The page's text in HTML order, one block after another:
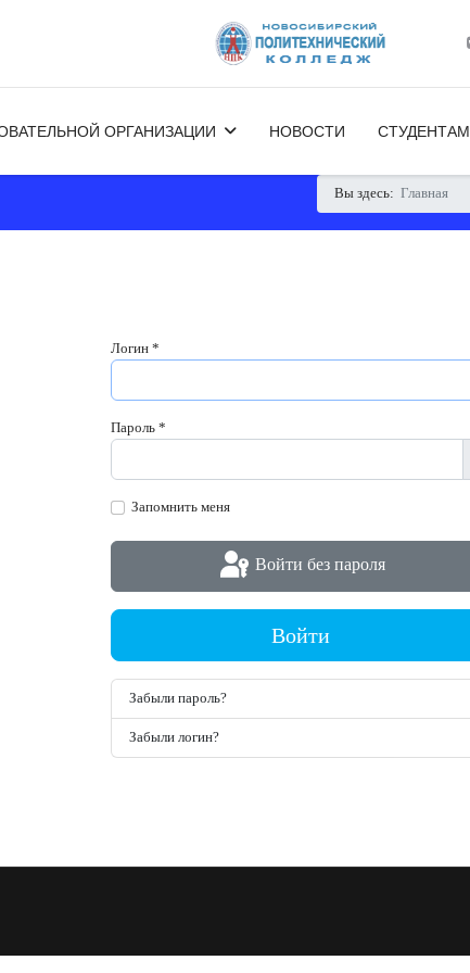
ОРГАНИЗАЦИИ НОВОСТИ СТУДЕНТАМ
Вы здесь: Главная
Логин *
Пароль *
Запомнить меня
Войти без пароля
Войти
Забыли пароль?
Забыли логин?